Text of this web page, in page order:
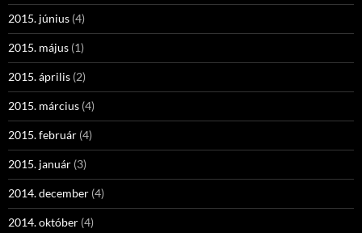
2015. június (4)
2015. május (1)
2015. április (2)
2015. március (4)
2015. február (4)
2015. január (3)
2014. december (4)
2014. október (4)